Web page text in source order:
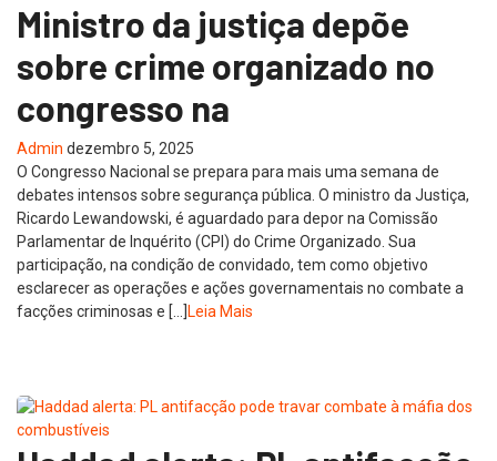
Ministro da justiça depõe
sobre crime organizado no
congresso na
Admin dezembro 5, 2025
O Congresso Nacional se prepara para mais uma semana de
debates intensos sobre segurança pública. O ministro da Justiça,
Ricardo Lewandowski, é aguardado para depor na Comissão
Parlamentar de Inquérito (CPI) do Crime Organizado. Sua
participação, na condição de convidado, tem como objetivo
esclarecer as operações e ações governamentais no combate a
facções criminosas e […]
Leia Mais